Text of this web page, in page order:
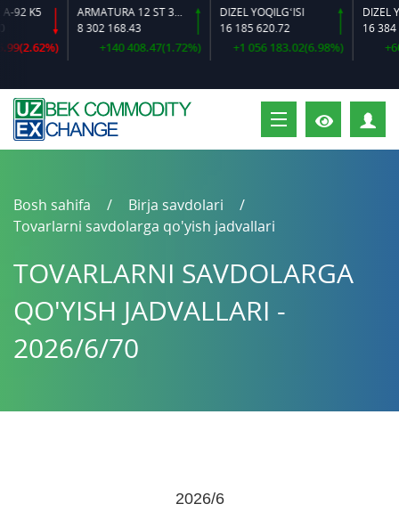
K5
ARMATURA 12 ST 35 GS O‘LCHAMLI
8 302 168.43
+140 408.47(1.72%)
DIZEL YOQILG‘ISI
16 185 620.72
+1 056 183.02(6.98%)
16 384
+600
Bosh sahifa
Birja savdolari
Tovarlarni savdolarga qo'yish jadvallari
TOVARLARNI SAVDOLARGA
QO'YISH JADVALLARI -
2026/6/70
2026/6